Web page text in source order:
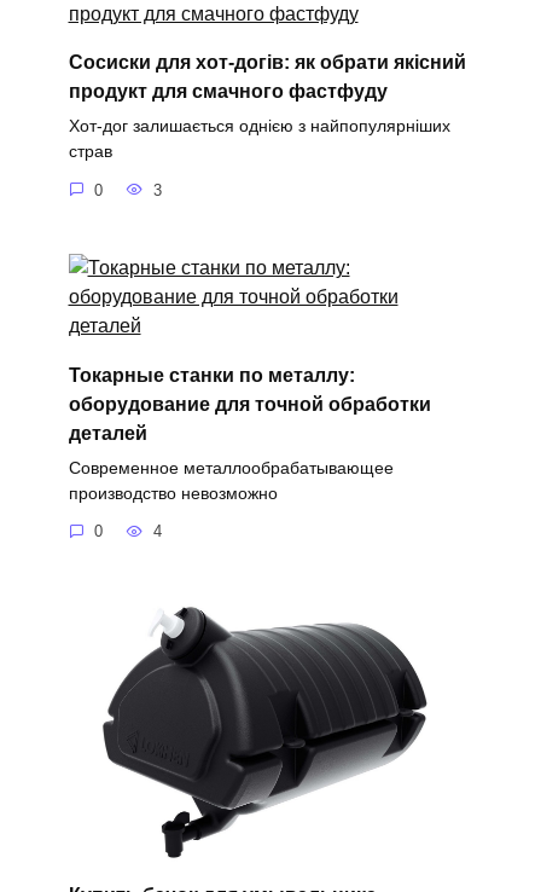
Сосиски для хот-догів: як обрати якісний
продукт для смачного фастфуду
Хот-дог залишається однією з найпопулярніших
страв
0 3
Токарные станки по металлу:
оборудование для точной обработки
деталей
Современное металлообрабатывающее
производство невозможно
0 4